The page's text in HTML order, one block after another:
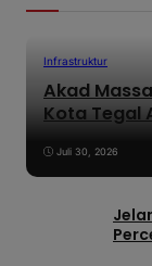
Infrastruktur
Akad
Kota Tegal
Juli 30, 2026